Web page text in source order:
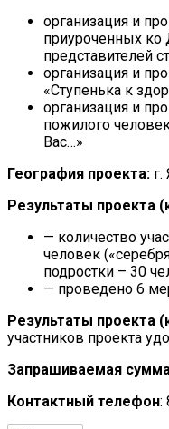
организация и
приуроченных
представителей
организация и
«Ступенька к
организация и
пожилого
Вас…»
География проекта:
Результаты проекта
— количество
человек
подростки – 30
— проведено 6
Результаты проекта
участников проекта
Запрашиваемая
Контактный телефон: